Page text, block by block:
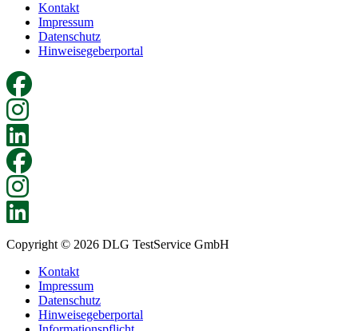
Kontakt
Impressum
Datenschutz
Hinweisegeberportal
Copyright © 2026 DLG TestService GmbH
Kontakt
Impressum
Datenschutz
Hinweisegeberportal